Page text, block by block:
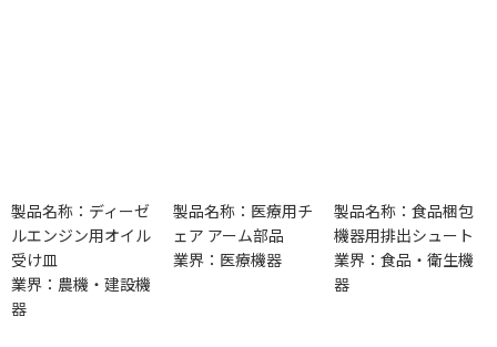
製品名称：ディーゼ
ルエンジン用オイル
受け皿
業界：農機・建設機
器
製品名称：医療用チ
ェア アーム部品
業界：医療機器
製品名称：食品梱包
機器用排出シュート
業界：食品・衛生機
器